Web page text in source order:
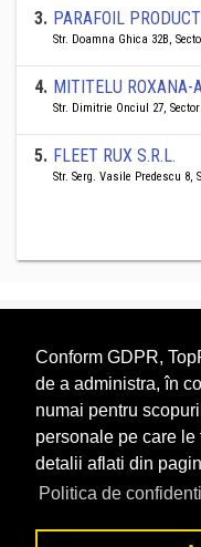
Conform GDPR,
de a administra, în
numai pentru
personale pe care
detalii aflati din
Politica de
3. PARAFOIL
Str. Doamna Ghica 32B,
4. MITITELU ROXANA-
Str. Dimitrie Onciul 27,
5. FLEET RUX S.R.L.
Str. Serg. Vasile Predescu 8,
Topurile sunt realizate
depuse si au scop
Este interzisa folosirea
precizarea sursei.
Daca doriti sa
despre agentii
sectiunea Contact